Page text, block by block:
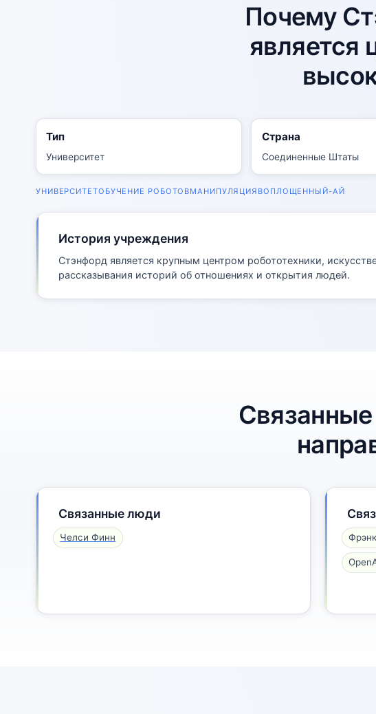
Почему
является
Тип
Университет
Страна
Соединенные Штаты
УНИВЕРСИТЕТОБУЧЕНИЕ РОБОТОВМАНИПУЛЯЦИЯ ВОПЛОЩЕННЫЙ-АЙ
История учреждения
Стэнфорд является крупным центром робототехники,
рассказывания историй об отношениях и открытия людей.
Связанные люди
Челси Финн